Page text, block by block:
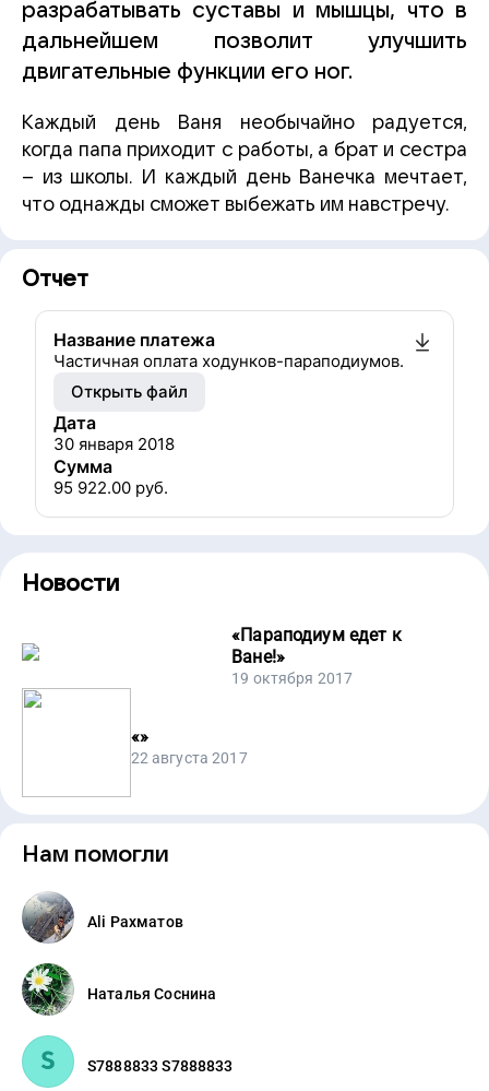
разрабатывать суставы и мышцы, что в
дальнейшем позволит улучшить
двигательные функции его ног.
Каждый день Ваня необычайно радуется,
когда папа приходит с работы, а брат и сестра
– из школы. И каждый день Ванечка мечтает,
что однажды сможет выбежать им навстречу.
Отчет
Название платежа
Частичная оплата ходунков-параподиумов.
Открыть файл
Дата
30 января 2018
Сумма
95 922.00 руб.
Новости
«Параподиум едет к
Ване!»
19 октября 2017
«»
22 августа 2017
Нам помогли
Ali Рахматов
Наталья Соснина
S7888833 S7888833